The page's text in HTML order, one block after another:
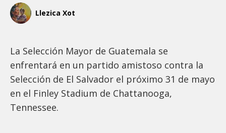
Llezica Xot
La Selección Mayor de Guatemala se
enfrentará en un partido amistoso contra la
Selección de El Salvador el próximo 31 de mayo
en el Finley Stadium de Chattanooga,
Tennessee.